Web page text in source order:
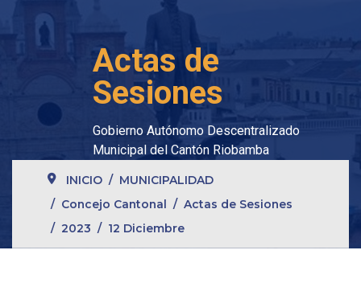
Actas de
Sesiones
Gobierno Autónomo Descentralizado
Municipal del Cantón Riobamba
INICIO
MUNICIPALIDAD
Concejo Cantonal
Actas de Sesiones
2023
12 Diciembre